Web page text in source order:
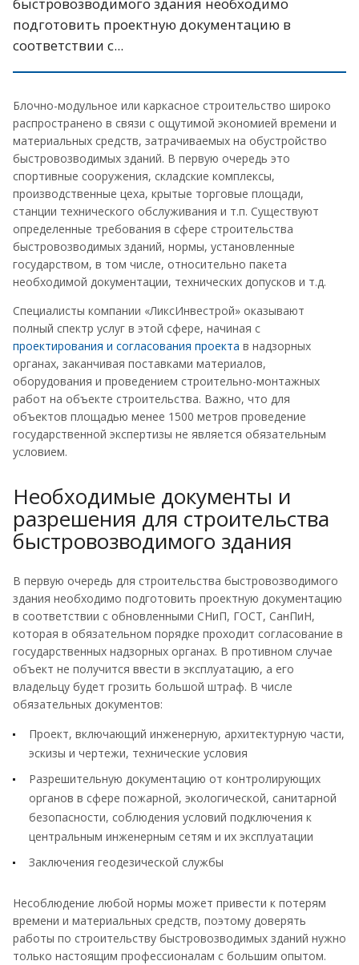
подготовить проектную документацию в
соответствии с...
Блочно-модульное или каркасное строительство широко
распространено в связи с ощутимой экономией времени и
материальных средств, затрачиваемых на обустройство
быстровозводимых зданий. В первую очередь это
спортивные сооружения, складские комплексы,
производственные цеха, крытые торговые площади,
станции технического обслуживания и т.п. Существуют
определенные требования в сфере строительства
быстровозводимых зданий, нормы, установленные
государством, в том числе, относительно пакета
необходимой документации, технических допусков и т.д.
Специалисты компании «ЛиксИнвестрой» оказывают
полный спектр услуг в этой сфере, начиная с
проектирования и согласования проекта в надзорных
органах, заканчивая поставками материалов,
оборудования и проведением строительно-монтажных
работ на объекте строительства. Важно, что для
объектов площадью менее 1500 метров проведение
государственной экспертизы не является обязательным
условием.
Необходимые документы и
разрешения для строительства
быстровозводимого здания
В первую очередь для строительства быстровозводимого
здания необходимо подготовить проектную документацию
в соответствии с обновленными СНиП, ГОСТ, СанПиН,
которая в обязательном порядке проходит согласование в
государственных надзорных органах. В противном случае
объект не получится ввести в эксплуатацию, а его
владельцу будет грозить большой штраф. В числе
обязательных документов:
Проект, включающий инженерную, архитектурную части,
эскизы и чертежи, технические условия
Разрешительную документацию от контролирующих
органов в сфере пожарной, экологической, санитарной
безопасности, соблюдения условий подключения к
центральным инженерным сетям и их эксплуатации
Заключения геодезической службы
Несоблюдение любой нормы может привести к потерям
времени и материальных средств, поэтому доверять
работы по строительству быстровозводимых зданий нужно
только настоящим профессионалам с большим опытом.